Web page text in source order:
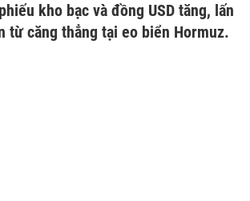
kho bạc và đồng USD tăng, lấn
từ căng thẳng tại eo biển Hormuz.